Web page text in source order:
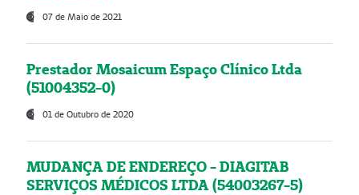
07 de Maio de 2021
Prestador Mosaicum Espaço Clínico Ltda
(51004352-0)
01 de Outubro de 2020
MUDANÇA DE ENDEREÇO - DIAGITAB
SERVIÇOS MÉDICOS LTDA (54003267-5)